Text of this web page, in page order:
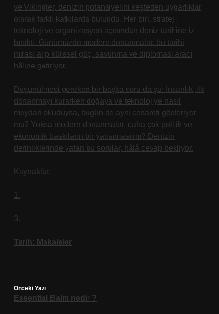
ve Vikingler, denizin potansiyelini keşfeden uygarlıklar
olarak farklı katkılarda bulundu. Her biri, strateji,
teknoloji ve organizasyon açısından deniz tarihine iz
bıraktı. Günümüzde modern donanmalar, bu tarihi
mirası alıp küresel güç, savunma ve diplomasi aracı
hâline getiriyor.
Düşünülmesi gereken bir başka soru da şu: İnsanlık, ilk
donanmayı kurarken doğaya ve teknolojiye nasıl
meydan okuduysa, bugün de aynı cesareti gösteriyor
mu? Yoksa modern donanmalar, daha çok politik ve
ekonomik baskıların bir yansıması mı? Denizin
derinliklerinde yatan bu sorular, hâlâ cevap bekliyor.
Kaynaklar:
1.
3.
Tarih: Makaleler
Önceki Yazı
Essential Balm nedir ?